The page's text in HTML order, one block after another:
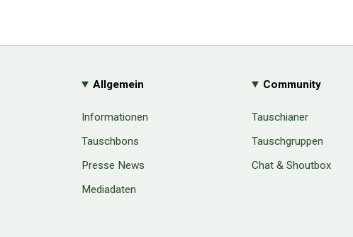
Allgemein
Informationen
Tauschbons
Presse News
Mediadaten
Community
Tauschianer
Tauschgruppen
Chat & Shoutbox